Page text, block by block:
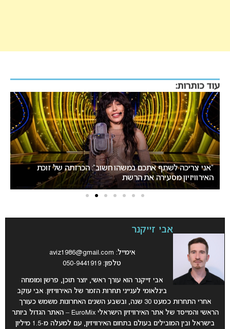
עוד כותרות:
“אני צריכה לשתף אתכם במשהו חשוב”: הכרזתה של זוכת
האירוויזיון מסעירה את הרשת
אבי זייקנר
אימייל: aviz1986@gmail.com
טלפון: 050-9441919
אבי זייקנר הוא עורך ראשי, יוצר תוכן, פרשן ומומחה
בינלאומי לענייני תחרות הזמר של האירוויזיון. אבי עוקב
אחרי התחרות כמעט 30 שנה, ובשבע השנים האחרונות משמש כעורך
הראשי והמייסד של אתר האירוויזיון הישראלי EuroMix – האתר הגדול ביותר
בישראל ובין המובילים בעולם בתחום האירוויזיון, עם למעלה מ-1.5 מיליון